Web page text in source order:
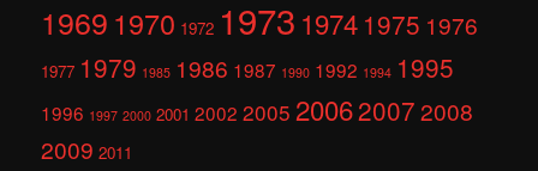
1969 1970 1972 1973 1974 1975 1976
1977 1979 1985 1986 1987 1990 1992 1994 1995
1996 1997 2000 2001 2002 2005 200620072008
2009 2011